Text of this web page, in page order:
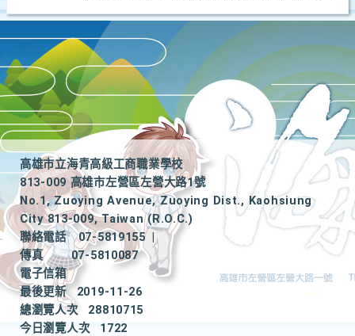
高雄市立海青高級工商職業學校
813-009 高雄市左營區左營大路1號
No.1, Zuoying Avenue, Zuoying Dist., Kaohsiung
City 813-009, Taiwan (R.O.C.)
聯絡電話
07-5819155
|
傳真
07-5810087
電子信箱
最後更新
2019-11-26
總瀏覽人次
28810715
今日瀏覽人次
1722